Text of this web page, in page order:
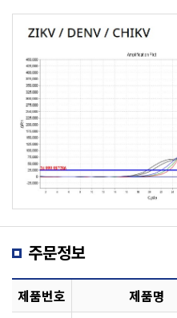
주문정보
제품번호 제품명